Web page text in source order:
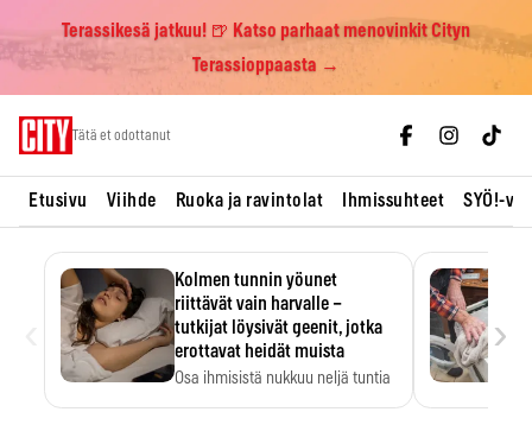
Terassikesä jatkuu! 🍺 Katso parhaat menovinkit Cityn
Terassioppaasta →
Tätä et odottanut
Etusivu Viihde Ruoka ja ravintolat Ihmissuhteet SYÖ!-
Kolmen tunnin yöunet
riittävät vain harvalle –
tutkijat löysivät geenit, jotka
erottavat heidät muista
Osa ihmisistä nukkuu neljä tuntia
›